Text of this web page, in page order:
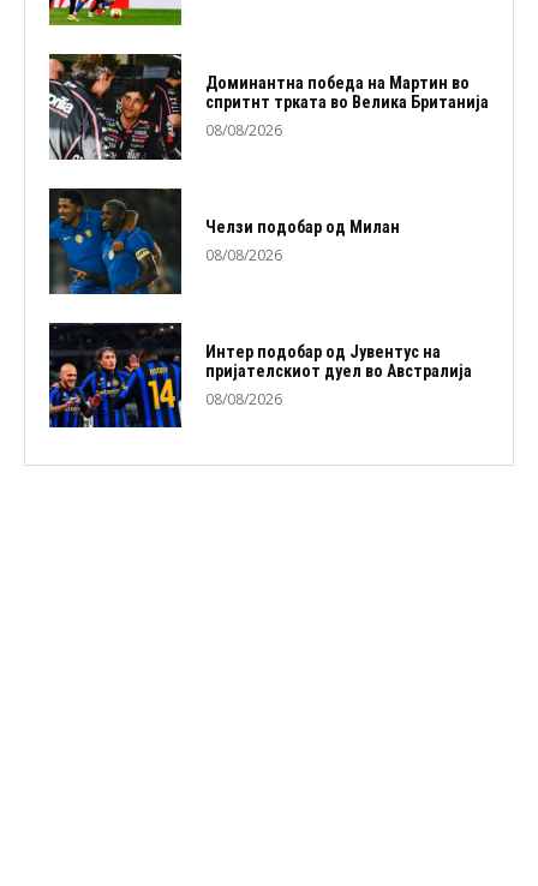
Доминантна победа на Мартин во
спритнт трката во Велика Британија
08/08/2026
Челзи подобaр од Милан
08/08/2026
Интер подобар од Јувентус на
пријателскиот дуел во Австралија
08/08/2026